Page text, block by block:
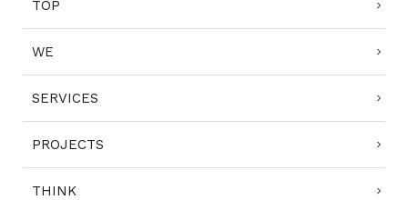
TOP
WE
SERVICES
PROJECTS
THINK